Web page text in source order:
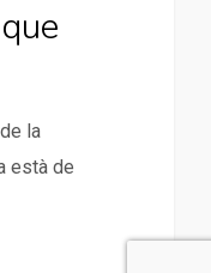
la
està de